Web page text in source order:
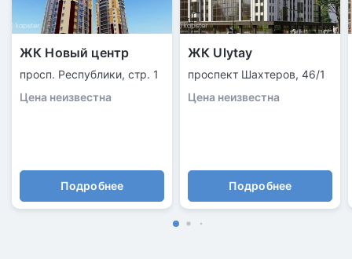
ЖК Новый центр
просп. Республики, стр. 1
Цена неизвестна
Подробнее
ЖК Ulytay
проспект Шахтеров, 46/1
Цена неизвестна
Подробнее